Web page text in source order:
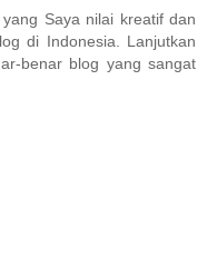
Saya nilai kreatif dan
di Indonesia. Lanjutkan
benar blog yang sangat